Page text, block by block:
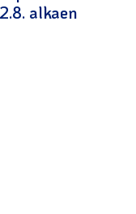
alkaen